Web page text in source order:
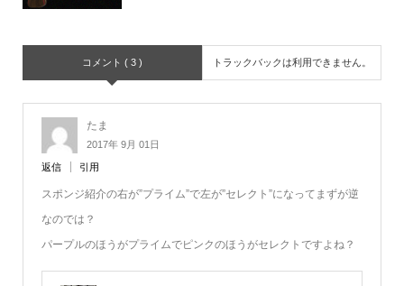
コメント ( 3 ) トラックバックは利用できません。
たま
2017年 9月 01日
返信 引用
スポンジ紹介の右が”プライム”で左が”セレクト”になってまずが逆
なのでは？
パープルのほうがプライムでピンクのほうがセレクトですよね？